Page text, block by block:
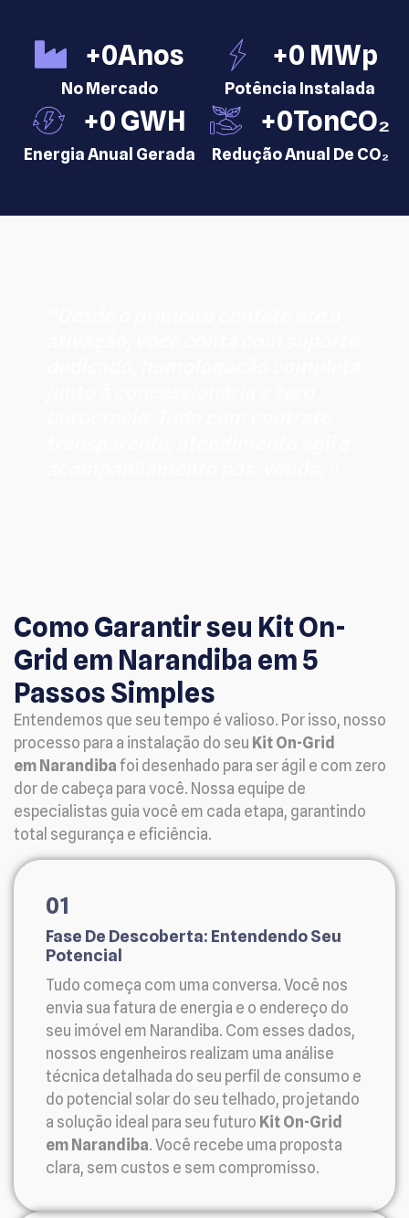
+0Anos
No Mercado
+0 MWp
Potência Instalada
+0 GWH
Energia Anual Gerada
+0TonCO₂
Redução Anual De CO₂
Como Garantir seu Kit On-
Grid em Narandiba em 5
Passos Simples
Entendemos que seu tempo é valioso. Por isso, nosso
processo para a instalação do seu Kit On-Grid
em Narandiba foi desenhado para ser ágil e com zero
dor de cabeça para você. Nossa equipe de
especialistas guia você em cada etapa, garantindo
total segurança e eficiência.
01
Fase De Descoberta: Entendendo Seu
Potencial
Tudo começa com uma conversa. Você nos
envia sua fatura de energia e o endereço do
seu imóvel em Narandiba. Com esses dados,
nossos engenheiros realizam uma análise
técnica detalhada do seu perfil de consumo e
do potencial solar do seu telhado, projetando
a solução ideal para seu futuro Kit On-Grid
em Narandiba. Você recebe uma proposta
clara, sem custos e sem compromisso.